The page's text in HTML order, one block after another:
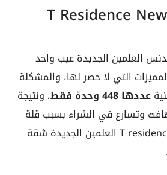
عيوب كمبوند T Residence New
العلمين الجديدة عيب واحد
التي لا حصر لها، والمشكلة
عددها 448 وحدة فقط
، ونتيجة
وتسارع في الشراء بسبب قلة
الوحدات، حيث يقدم T residence العلمين الجديدة شقة